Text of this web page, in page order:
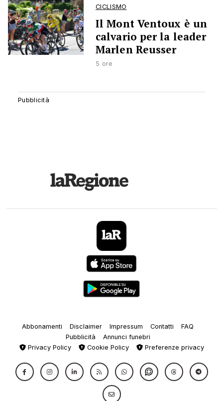
CICLISMO
Il Mont Ventoux è un
calvario per la leader
Marlen Reusser
5 ore
Abbonamenti Disclaimer Impressum Contatti
FAQ
Pubblicità
Annunci funebri
Privacy Policy
Cookie Policy Preferenze privacy